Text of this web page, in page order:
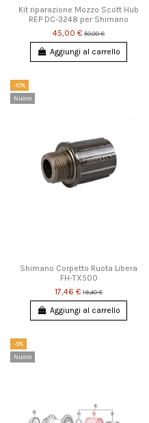
Kit riparazione Mozzo Scott Hub
REP DC-3248 per Shimano
45,00 € 50,00 €
Aggiungi al carrello
-10%
Nuovo
Shimano Corpetto Ruota Libera
FH-TX500
17,46 € 19,40 €
Aggiungi al carrello
-5%
Nuovo